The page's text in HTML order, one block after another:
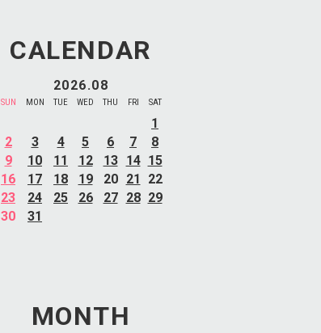
CALENDAR
2026.08
SUN MON TUE WED THU FRI SAT
1
2
3 4 5 6 7
8
9
10 11 12 13 14 15
16
17 18 19 20 21
22
23
24 25 26 27 28 29
30
31
MONTH